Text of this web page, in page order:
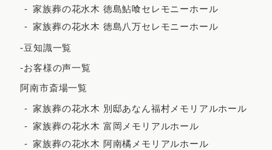
2023年8月
2023年7月
2023年6月
2023年3月
2023年2月
家族葬の花水木 徳島鮎喰セレモニーホール
家族葬の花水木 徳島八万セレモニーホール
-豆知識一覧
-お客様の声一覧
阿南市斎場一覧
家族葬の花水木 別邸あなん福村メモリアルホール
家族葬の花水木 富岡メモリアルホール
家族葬の花水木 阿南橘メモリアルホール